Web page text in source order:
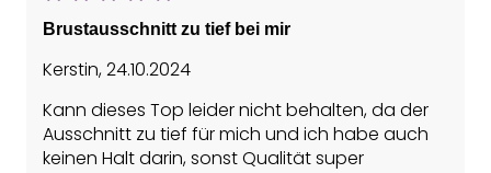
Brustausschnitt zu tief bei mir
Kerstin,24.10.2024
Kann dieses Top leider nicht behalten, da der
Ausschnitt zu tief für mich und ich habe auch
keinen Halt darin, sonst Qualität super